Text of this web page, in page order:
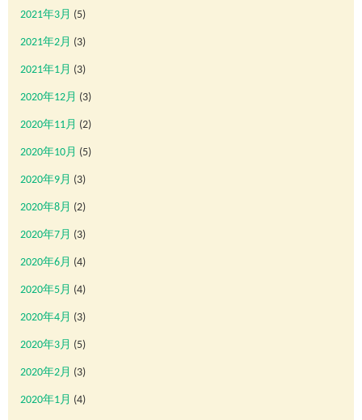
2021年3月 (5)
2021年2月 (3)
2021年1月 (3)
2020年12月 (3)
2020年11月 (2)
2020年10月 (5)
2020年9月 (3)
2020年8月 (2)
2020年7月 (3)
2020年6月 (4)
2020年5月 (4)
2020年4月 (3)
2020年3月 (5)
2020年2月 (3)
2020年1月 (4)